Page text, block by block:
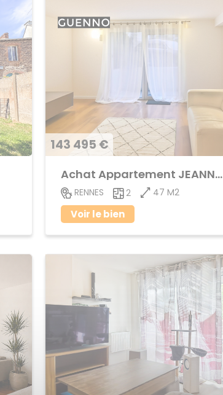
143 495 €
Achat Appartement JEANNE d'ARC - BEAULIEU
RENNES 2 47 M2
Voir le bien